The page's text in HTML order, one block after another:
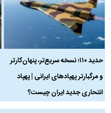
حدید ۱۱۰؛ نسخه سریع‌تر، پنهان‌کارتر
و مرگبارتر پهپادهای ایرانی | پهپاد
انتحاری جدید ایران چیست؟